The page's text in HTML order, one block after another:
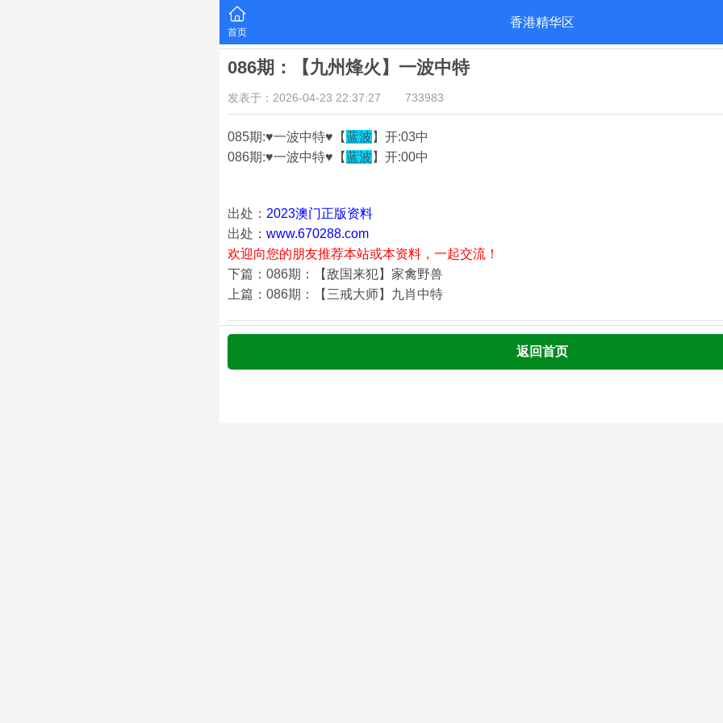
首页
香港精华区
086期：【九州烽火】一波中特
发表于：2026-04-23 22:37:27 733983
085期:♥一波中特♥【蓝波 】开:03中
086期:♥一波中特♥【蓝波 】开:00中
出处： 2023澳门正版资料
出处： www.670288.com
欢迎向您的朋友推荐本站或本资料，一起交流！
下篇：086期：【敌国来犯】家禽野兽
上篇：086期：【三戒大师】九肖中特
返回首页